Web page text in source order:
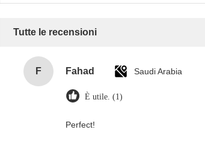
Tutte le recensioni
F Fahad Saudi Arabia
È utile. (1)
Perfect!